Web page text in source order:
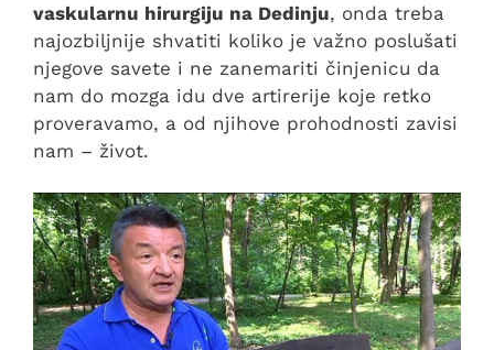
vaskularnu hirurgiju na Dedinju, onda treba
najozbiljnije shvatiti koliko je važno poslušati
njegove savete i ne zanemariti činjenicu da
nam do mozga idu dve artirerije koje retko
proveravamo, a od njihove prohodnosti zavisi
nam – život.